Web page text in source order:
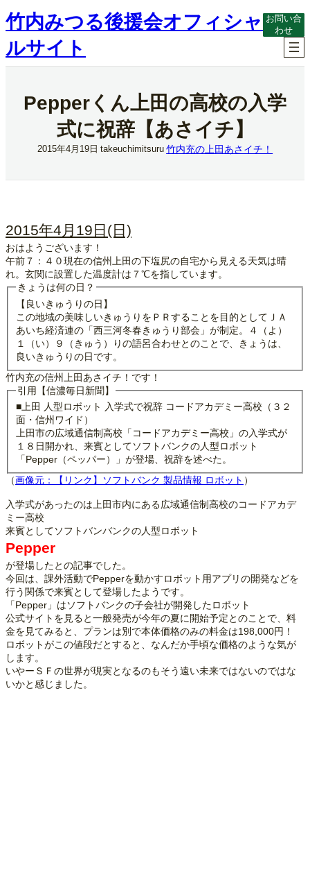
内
容
ス
キ
竹内みつる後援会オフィシャ
ルサイト
お問い合
わせ
Pepperくん上田の高校の入学
式に祝辞【あさイチ】
2015年4月19日 takeuchimitsuru 竹内充の上田あさイチ！
2015年4月19日(日)
おはようございます！
午前７：４０現在の信州上田の下塩尻の自宅から見える天気は晴
れ。玄関に設置した温度計は７℃を指しています。
きょうは何の日？
【良いきゅうりの日】
この地域の美味しいきゅうりをＰＲすることを目的としてＪＡ
あいち経済連の「西三河冬春きゅうり部会」が制定。４（よ）
１（い）９（きゅう）りの語呂合わせとのことで、きょうは、
良いきゅうりの日です。
竹内充の信州上田あさイチ！です！
引用【信濃毎日新聞】
■上田 人型ロボット 入学式で祝辞 コードアカデミー高校（３２
面・信州ワイド）
上田市の広域通信制高校「コードアカデミー高校」の入学式が
１８日開かれ、来賓としてソフトバンクの人型ロボット
「Pepper（ペッパー）」が登場、祝辞を述べた。
（画像元：【リンク】ソフトバンク 製品情報 ロボット ）
入学式があったのは上田市内にある広域通信制高校のコードアカデ
ミー高校
来賓としてソフトバンバンクの人型ロボット
Pepper
が登場したとの記事でした。
今回は、課外活動でPepperを動かすロボット用アプリの開発などを
行う関係で来賓として登場したようです。
「Pepper」はソフトバンクの子会社が開発したロボット
公式サイトを見ると一般発売が今年の夏に開始予定とのことで、料
金を見てみると、プランは別で本体価格のみの料金は198,000円！
ロボットがこの値段だとすると、なんだか手頃な価格のような気が
します。
いやーＳＦの世界が現実となるのもそう遠い未来ではないのではな
いかと感じました。